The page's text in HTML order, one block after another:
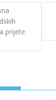
prijete